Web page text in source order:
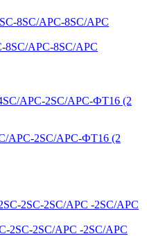
APC-8SC/APC
2SC/APC-ФТ16 (2
2SC/APC -2SC/APC